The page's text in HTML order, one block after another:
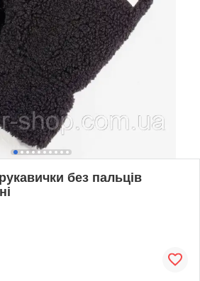
без пальців